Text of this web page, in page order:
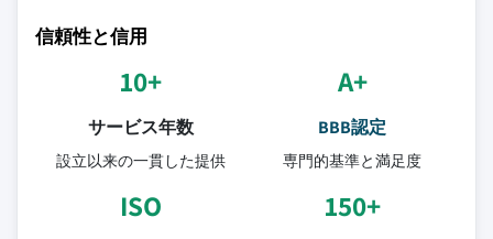
信頼性と信用
10+
サービス年数
設立以来の一貫した提供
A+
BBB認定
専門的基準と満足度
ISO 150+